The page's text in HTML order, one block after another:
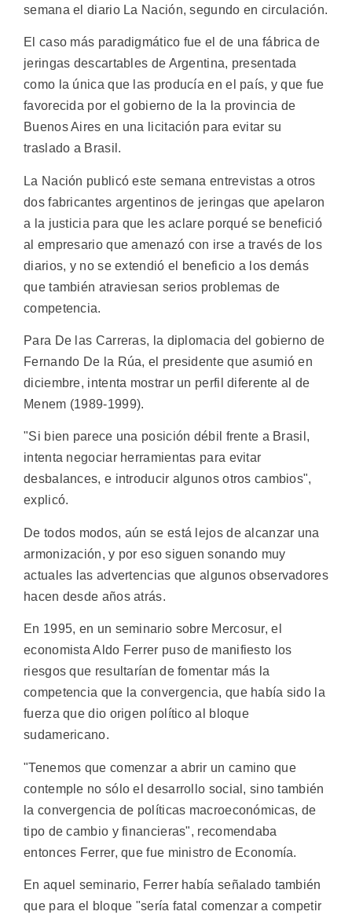
semana el diario La Nación, segundo en circulación.
El caso más paradigmático fue el de una fábrica de
jeringas descartables de Argentina, presentada
como la única que las producía en el país, y que fue
favorecida por el gobierno de la la provincia de
Buenos Aires en una licitación para evitar su
traslado a Brasil.
La Nación publicó este semana entrevistas a otros
dos fabricantes argentinos de jeringas que apelaron
a la justicia para que les aclare porqué se benefició
al empresario que amenazó con irse a través de los
diarios, y no se extendió el beneficio a los demás
que también atraviesan serios problemas de
competencia.
Para De las Carreras, la diplomacia del gobierno de
Fernando De la Rúa, el presidente que asumió en
diciembre, intenta mostrar un perfil diferente al de
Menem (1989-1999).
"Si bien parece una posición débil frente a Brasil,
intenta negociar herramientas para evitar
desbalances, e introducir algunos otros cambios",
explicó.
De todos modos, aún se está lejos de alcanzar una
armonización, y por eso siguen sonando muy
actuales las advertencias que algunos observadores
hacen desde años atrás.
En 1995, en un seminario sobre Mercosur, el
economista Aldo Ferrer puso de manifiesto los
riesgos que resultarían de fomentar más la
competencia que la convergencia, que había sido la
fuerza que dio origen político al bloque
sudamericano.
"Tenemos que comenzar a abrir un camino que
contemple no sólo el desarrollo social, sino también
la convergencia de políticas macroeconómicas, de
tipo de cambio y financieras", recomendaba
entonces Ferrer, que fue ministro de Economía.
En aquel seminario, Ferrer había señalado también
que para el bloque "sería fatal comenzar a competir